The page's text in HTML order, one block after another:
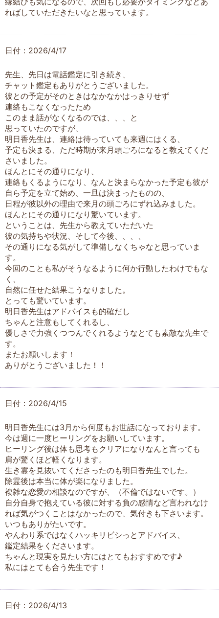
ればしていただきたいなと思っています。
日付：2026/4/17
先生、先日は電話鑑定に引き続き、
チャット鑑定もありがとうございました。
彼との予定がそのときはなかなかはっきりせず
連絡もこなくなったため
このまま話がなくなるのでは、、、と
思っていたのですが、
明日香先生は、連絡は待っていても来週にはくる、
予定も決まる、ただ時期が来月頭ごろになると教えてくだ
さいました。
ほんとにその通りになり、
連絡もくるようになり、なんと決まらなかった予定も彼が
自ら予定を立て始め、一旦は決まったものの、
日程が彼以外の理由で来月の頭ごろにずれ込みました。
ほんとにその通りになり驚いています。
ということは、先生から教えていただいた
彼の気持ちや状況、そして今後、、、、
その通りになる気がして準備しなくちゃなと思っていま
す。
今回のことも私がそうなるように何か行動したわけでもな
く、
自然に任せた結果こうなりました。
とっても驚いています。
明日香先生はアドバイスも的確だし
ちゃんと注意もしてくれるし、
優しさで力強くつつんでくれるようなとても素敵な先生で
す。
またお願いします！
ありがとうございました！！
日付：2026/4/15
明日香先生には3月から何度もお世話になっております。
今は週に一度ヒーリングをお願いしています。
ヒーリング後は体も思考もクリアになりなんと言っても
肩が驚くほど軽くなります。
生き霊を見抜いてくださったのも明日香先生でした。
除霊後は本当に体が楽になりました。
複雑な恋愛の相談なのですが、（不倫ではないです。）
自分自身で抱えている彼に対する負の感情など言われなけ
れば気がつくことはなかったので、気付きも下さいます。
いつもありがたいです。
やんわり系ではなくハッキリビシっとアドバイス、
鑑定結果をくださいます。
ちゃんと現実を見たい方にはとてもおすすめです♪
私にはとても合う先生です！
日付：2026/4/13